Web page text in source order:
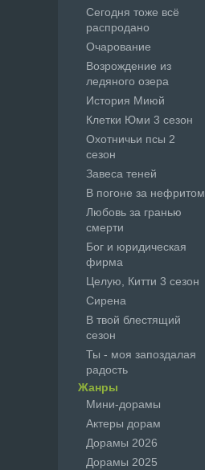
Сегодня тоже всё
распродано
Очарование
Возрождение из
ледяного озера
История Миюй
Клетки Юми 3 сезон
Охотничьи псы 2
сезон
Завеса теней
В погоне за нефритом
Любовь за гранью
смерти
Бог и юридическая
фирма
Целую, Китти 3 сезон
Сирена
В твой блестящий
сезон
Ты - моя запоздалая
радость
Жанры
Мини-дорамы
Актеры дорам
Дорамы 2026
Дорамы 2025